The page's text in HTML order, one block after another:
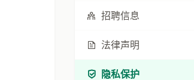
招聘信息
法律声明
隐私保护